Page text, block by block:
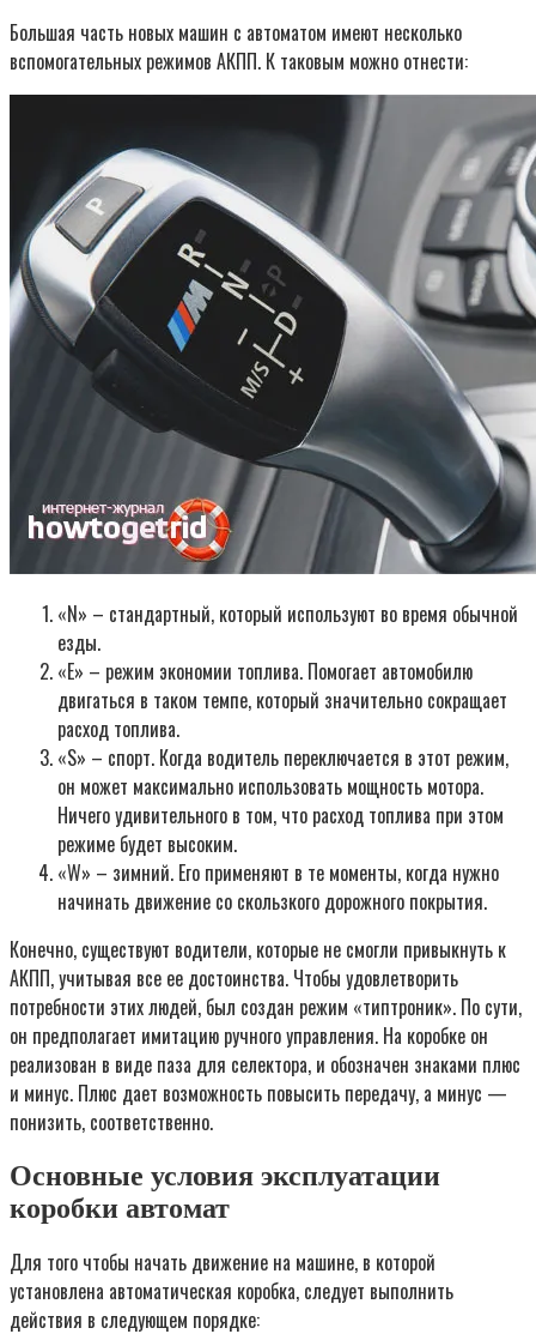
Большая часть новых машин с автоматом имеют несколько
вспомогательных режимов АКПП. К таковым можно отнести:
«N» – стандартный, который используют во время обычной
езды.
«Е» – режим экономии топлива. Помогает автомобилю
двигаться в таком темпе, который значительно сокращает
расход топлива.
«S» – спорт. Когда водитель переключается в этот режим,
он может максимально использовать мощность мотора.
Ничего удивительного в том, что расход топлива при этом
режиме будет высоким.
«W» – зимний. Его применяют в те моменты, когда нужно
начинать движение со скользкого дорожного покрытия.
Конечно, существуют водители, которые не смогли привыкнуть к
АКПП, учитывая все ее достоинства. Чтобы удовлетворить
потребности этих людей, был создан режим «типтроник». По сути,
он предполагает имитацию ручного управления. На коробке он
реализован в виде паза для селектора, и обозначен знаками плюс
и минус. Плюс дает возможность повысить передачу, а минус —
понизить, соответственно.
Основные условия эксплуатации
коробки автомат
Для того чтобы начать движение на машине, в которой
установлена автоматическая коробка, следует выполнить
действия в следующем порядке: